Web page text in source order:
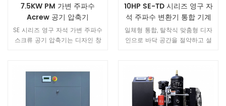
7.5KW PM 가변 주파수
Acrew 공기 압축기
SE 시리즈 영구 자석 가변 주파수
스크류 공기 압축기는 디자인 창
40% 최적화되어 컴팩트한 디자인
으로 맛을 새롭게 하고 고품질 기
술로 독창성을 계승합니다. 소재
10HP SE-TD 시리즈 영구 자
석 주파수 변환기 통합 기계
일체형 통합, 탈착식 맞춤형 디자
인으로 바닥 공간을 절약하고 설
를 연결하고 전원 공급 장치를 연
결하기만 하면 됩니다. 다양한 작
업 환경을 충족하는 만능 플러그
앤 플레이.